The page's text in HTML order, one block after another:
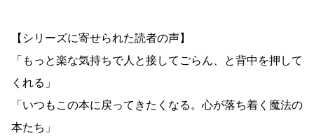
【シリーズに寄せられた読者の声】
「もっと楽な気持ちで人と接してごらん、と背中を押して
くれる」
「いつもこの本に戻ってきたくなる。心が落ち着く魔法の
本たち」